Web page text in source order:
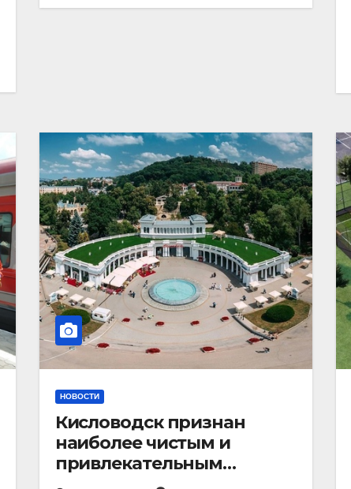
НОВОСТИ
Кисловодск признан
наиболее чистым и
привлекательным
курортным городом в